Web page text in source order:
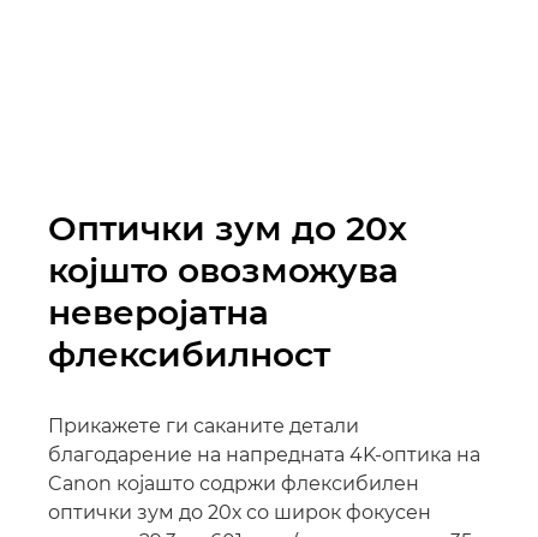
Оптички зум до 20x
којшто овозможува
неверојатна
флексибилност
Прикажете ги саканите детали
благодарение на напредната 4K-оптика на
Canon којашто содржи флексибилен
оптички зум до 20х со широк фокусен